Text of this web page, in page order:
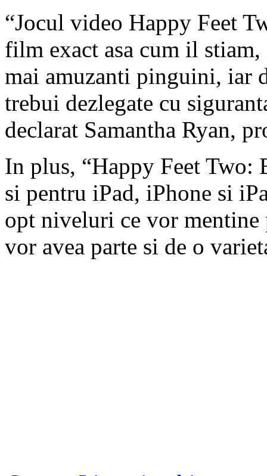
“Jocul video Happy Feet
film exact asa cum il
mai amuzanti pinguini, iar
trebui dezlegate cu
declarat Samantha Ryan,
In plus, “Happy Feet Two:
si pentru iPad, iPhone si
opt niveluri ce vor
vor avea parte si de o